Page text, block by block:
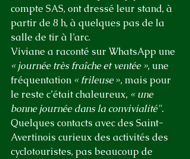
compte SAS, ont dressé leur stand, à
partir de 8 h, à quelques pas de la
salle de tir à l’arc.
Viviane a raconté sur WhatsApp une
« journée très fraîche et ventée », une
fréquentation « frileuse », mais pour
le reste c’était chaleureux, « une
bonne journée dans la convivialité".
Quelques contacts avec des Saint-
Avertinois curieux des activités des
cyclotouristes, pas beaucoup de